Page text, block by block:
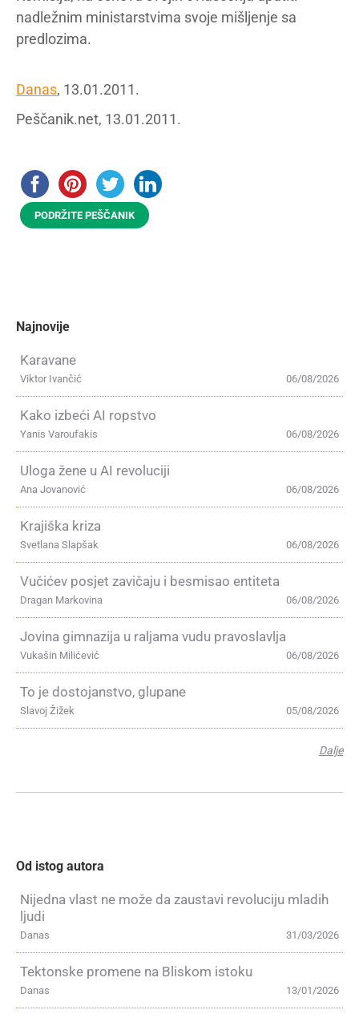
nadležnim ministarstvima svoje mišljenje sa
predlozima.
Danas, 13.01.2011.
Peščanik.net, 13.01.2011.
PODRŽITE PEŠČANIK
Najnovije
Karavane
06/08/2026
Viktor Ivančić
Kako izbeći AI ropstvo
06/08/2026
Yanis Varoufakis
Uloga žene u AI revoluciji
06/08/2026
Ana Jovanović
Krajiška kriza
06/08/2026
Svetlana Slapšak
Vučićev posjet zavičaju i besmisao entiteta
06/08/2026
Dragan Markovina
Jovina gimnazija u raljama vudu pravoslavlja
06/08/2026
Vukašin Milićević
To je dostojanstvo, glupane
05/08/2026
Slavoj Žižek
Dalje
Od istog autora
Nijedna vlast ne može da zaustavi revoluciju mladih
ljudi
31/03/2026
Danas
Tektonske promene na Bliskom istoku
13/01/2026
Danas